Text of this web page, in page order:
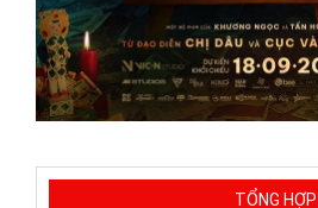
TỔNG HỢP